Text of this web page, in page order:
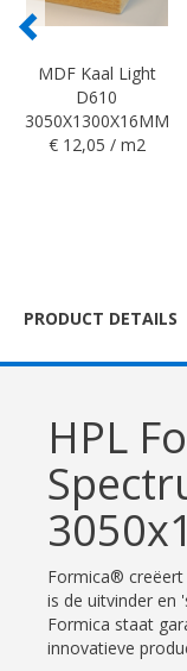
MDF Kaal Light
D610
3050X1300X16MM
€ 12,05 / m2
PRODUCT DETAILS
HPL
Formica®
is de uitvinder en
Formica staat
innovatieve